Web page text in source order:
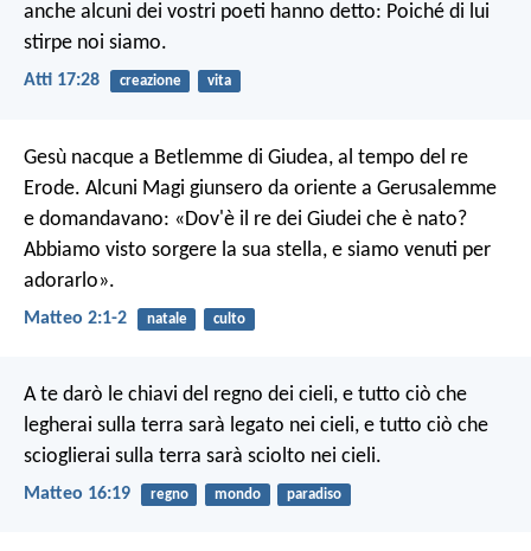
anche alcuni dei vostri poeti hanno detto: Poiché di lui
stirpe noi siamo.
Atti 17:28 creazione vita
Gesù nacque a Betlemme di Giudea, al tempo del re
Erode. Alcuni Magi giunsero da oriente a Gerusalemme
e domandavano: «Dov'è il re dei Giudei che è nato?
Abbiamo visto sorgere la sua stella, e siamo venuti per
adorarlo».
Matteo 2:1-2 natale culto
A te darò le chiavi del regno dei cieli, e tutto ciò che
legherai sulla terra sarà legato nei cieli, e tutto ciò che
scioglierai sulla terra sarà sciolto nei cieli.
Matteo 16:19 regno mondo paradiso